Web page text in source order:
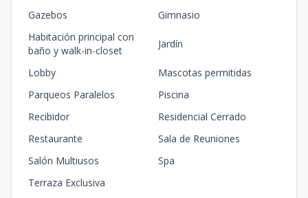
Gazebos
Gimnasio
Habitación principal con
baño y walk-in-closet
Jardín
Lobby
Mascotas permitidas
Parqueos Paralelos
Piscina
Recibidor
Residencial Cerrado
Restaurante
Sala de Reuniones
Salón Multiusos
Spa
Terraza Exclusiva